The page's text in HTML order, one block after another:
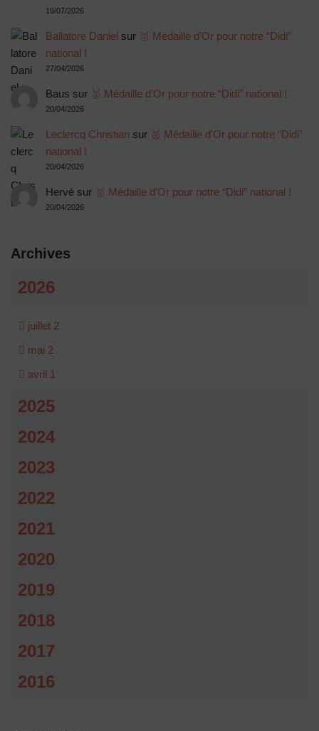
19/07/2026
Ballatore Daniel sur 🥇 Médaille d’Or pour notre “Didi”
national !
27/04/2026
Baus sur 🥇 Médaille d’Or pour notre “Didi” national !
20/04/2026
Leclercq Christian sur 🥇 Médaille d’Or pour notre “Didi”
national !
20/04/2026
Hervésur 🥇 Médaille d’Or pour notre “Didi” national !
20/04/2026
Archives
2026
juillet 2
mai 2
avril 1
2025
2024
2023
2022
2021
2020
2019
2018
2017
2016